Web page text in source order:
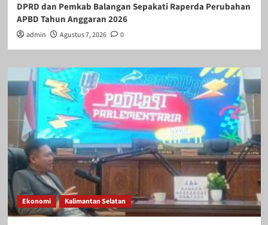
DPRD dan Pemkab Balangan Sepakati Raperda Perubahan
APBD Tahun Anggaran 2026
admin Agustus 7, 2026 0
Ekonomi Kalimantan Selatan